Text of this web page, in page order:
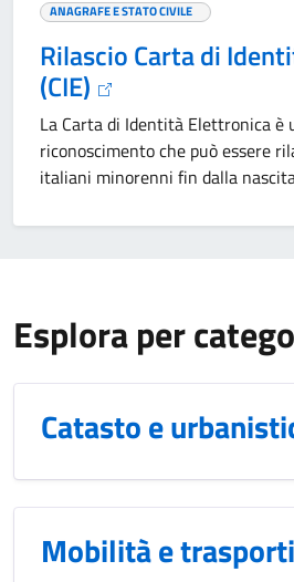
ANAGRAFE E STATO CIVILE
Rilascio Carta di
(CIE)
La Carta di Identità Elettronica è
riconoscimento che può essere
italiani minorenni fin dalla
Esplora per
Catasto e
Mobilità e trasporti